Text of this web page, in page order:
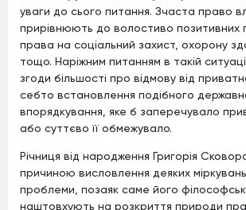
уваги до сього питання. Зчаста право
прирівнюють до волостиво позитивних
права на соціальний захист, охорону
тощо. Наріжним питанням в такій
згоди більшості про відмову від
себто встановлення подібного
впорядкування, яке б заперечувало
або суттєво її обмежувало.
Річниця від народження Григорія
причиною висловлення деяких міркувань
проблеми, позаяк саме його філософські
наштовхують на розкриття природи